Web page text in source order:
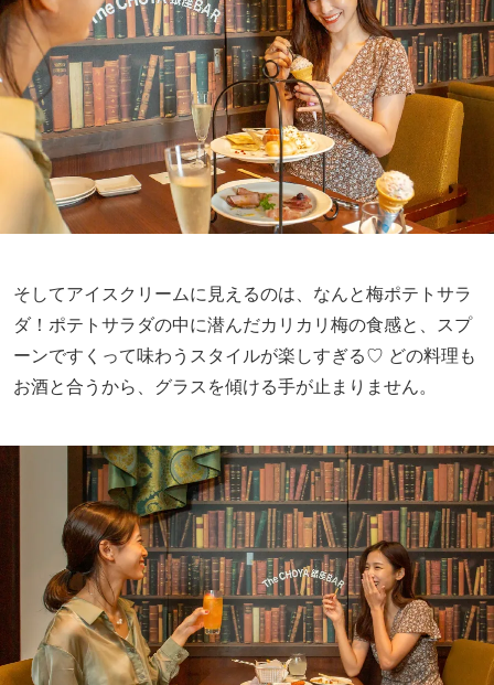
そしてアイスクリームに見えるのは、なんと梅ポテトサラ
ダ！ポテトサラダの中に潜んだカリカリ梅の食感と、スプ
ーンですくって味わうスタイルが楽しすぎる♡ どの料理も
お酒と合うから、グラスを傾ける手が止まりません。